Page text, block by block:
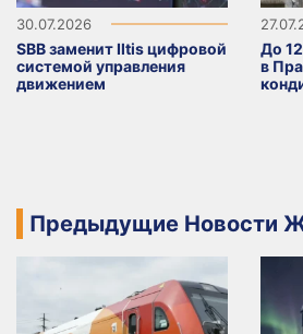
30.07.2026
SBB заменит Iltis цифровой
системой управления
движением
До
в
Предыдущие Новости